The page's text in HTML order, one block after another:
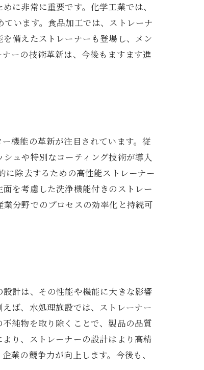
に非常に重要です。化学工業では、
います。食品加工では、ストレーナ
備えたストレーナーも登場し、メン
ーの技術革新は、今後もますます進
機能の革新が注目されています。従
ュや特別なコーティング技術が導入
除去するための高性能ストレーナー
を考慮した洗浄機能付きのストレー
分野でのプロセスの効率化と持続可
計は、その性能や機能に大きな影響
ば、水処理施設では、ストレーナー
純物を取り除くことで、製品の品質
り、ストレーナーの設計はより高精
業の競争力が向上します。今後も、